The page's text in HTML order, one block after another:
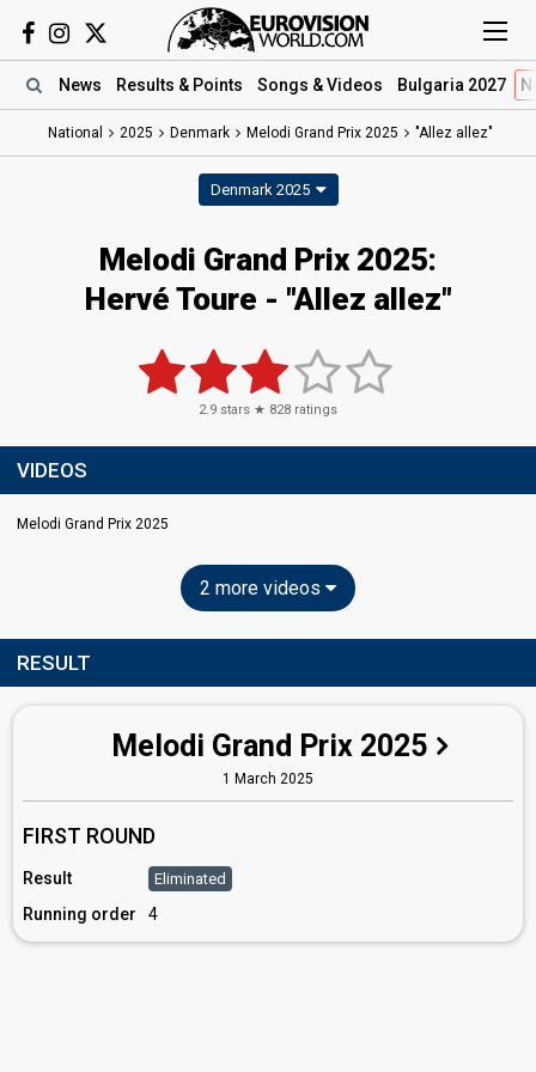
News Results & Points Songs & Videos Bulgaria 2027
National 2025 Denmark Melodi Grand Prix 2025 "Allez allez"
Denmark 2025
Melodi Grand Prix 2025:
Hervé Toure - "Allez allez"
2.9 stars ★ 828 ratings
VIDEOS
Melodi Grand Prix 2025
2 more videos
RESULT
Melodi Grand Prix 2025
1 March 2025
FIRST ROUND
Result Eliminated
Running order 4